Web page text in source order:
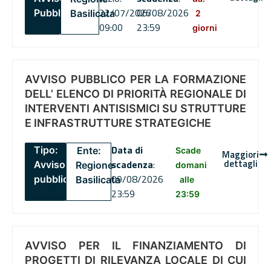
PubblicoBasilicata22/07/2026
09:00
06/08/2026
23:59
2
giorni
AVVISO PUBBLICO PER LA FORMAZIONE
DELL’ ELENCO DI PRIORITÀ REGIONALE DI
INTERVENTI ANTISISMICI SU STRUTTURE
E INFRASTRUTTURE STRATEGICHE
Tipo:
Avviso
pubblico
Ente:
Regione
Basilicata
Data di
scadenza:
09/08/2026
23:59
Scade
domani
alle
23:59
Maggiori
dettagli
AVVISO PER IL FINANZIAMENTO DI
PROGETTI DI RILEVANZA LOCALE DI CUI